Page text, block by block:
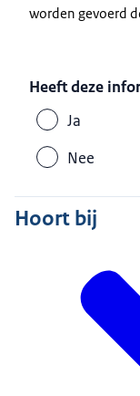
worden gevoerd
Heeft deze
Ja
Nee
Hoort bij